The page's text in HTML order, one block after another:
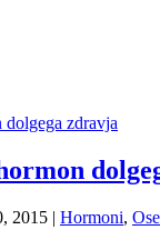
2015 | Hormoni,